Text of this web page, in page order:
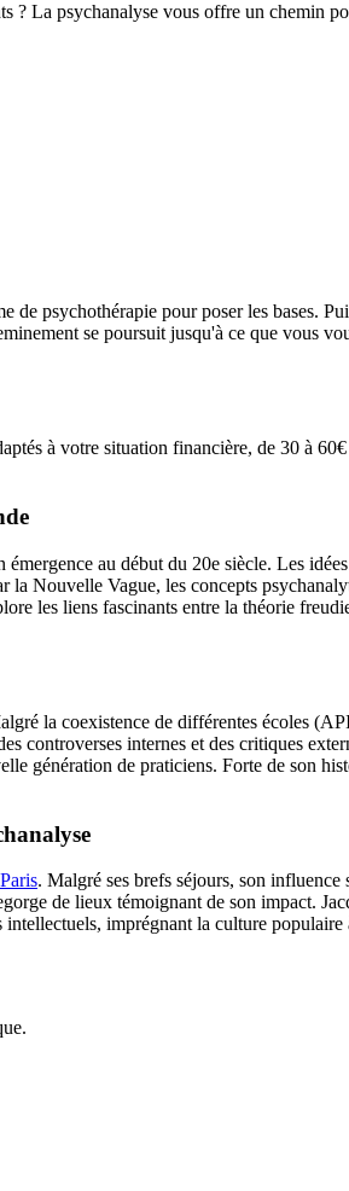
? La psychanalyse vous offre un chemin
de psychothérapie pour poser les bases.
se poursuit jusqu'à ce que vous
à votre situation financière, de 30 à
émergence au début du 20e siècle. Les
la Nouvelle Vague, les concepts
les liens fascinants entre la théorie
la coexistence de différentes écoles
controverses internes et des critiques
génération de praticiens. Forte de son
. Malgré ses brefs séjours, son
de lieux témoignant de son impact.
imprégnant la culture